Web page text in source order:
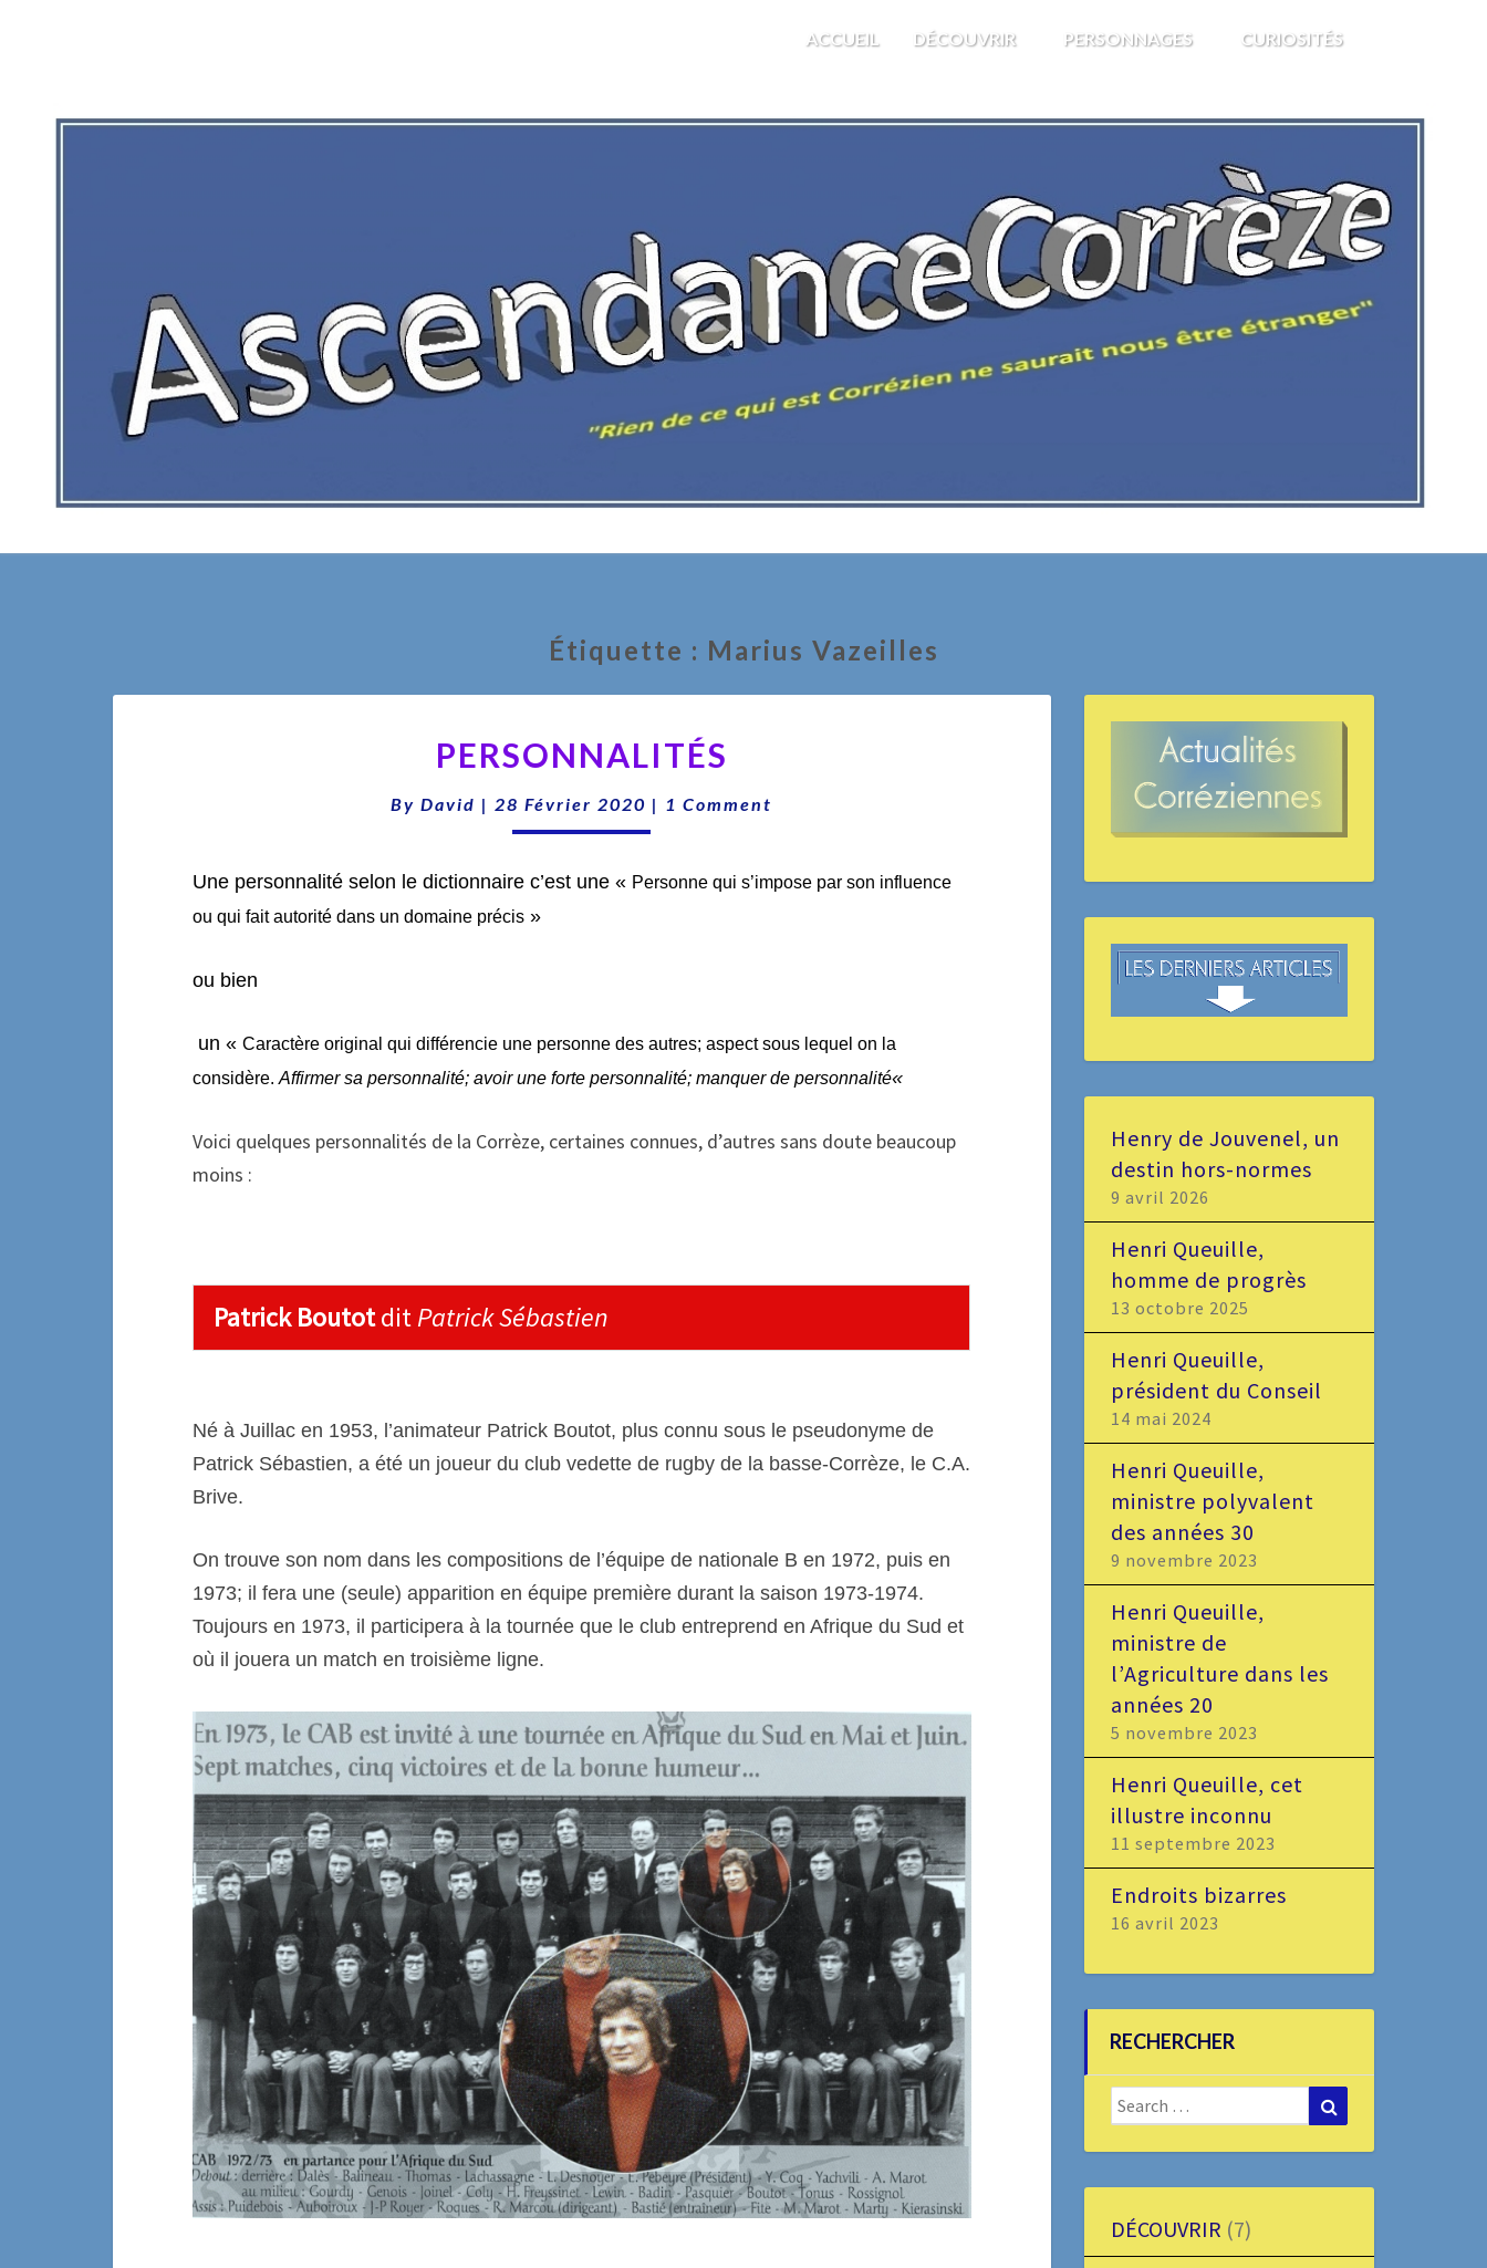
ACCUEIL DÉCOUVRIR PERSONNAGES CURIOSITÉS
Étiquette : Marius Vazeilles
PERSONNALITÉS
ByDavid |28 Février 2020 | Comments
1 Comment
Une personnalité selon le dictionnaire c’est une « Personne qui s’impose par son influence
ou qui fait autorité dans un domaine précis »
ou bien
un « Caractère original qui différencie une personne des autres; aspect sous lequel on la
considère. Affirmer sa personnalité; avoir une forte personnalité; manquer de personnalité«
Voici quelques personnalités de la Corrèze, certaines connues, d’autres sans doute beaucoup
moins :
Patrick BoutotditPatrick Sébastien
Né à Juillac en 1953, l’animateur Patrick Boutot, plus connu sous le pseudonyme de
Patrick Sébastien, a été un joueur du club vedette de rugby de la basse-Corrèze, le C.A.
Brive.
On trouve son nom dans les compositions de l’équipe de nationale B en 1972, puis en
1973; il fera une (seule) apparition en équipe première durant la saison 1973-1974.
Toujours en 1973, il participera à la tournée que le club entreprend en Afrique du Sud et
où il jouera un match en troisième ligne.
Henry de Jouvenel, un
destin hors-normes
9 avril 2026
Henri Queuille,
homme de progrès
13 octobre 2025
Henri Queuille,
président du Conseil
14 mai 2024
Henri Queuille,
ministre polyvalent
des années 30
9 novembre 2023
Henri Queuille,
ministre de
l’Agriculture dans les
années 20
5 novembre 2023
Henri Queuille, cet
illustre inconnu
11 septembre 2023
Endroits bizarres
16 avril 2023
RECHERCHER
Search
for:
DÉCOUVRIR (7)